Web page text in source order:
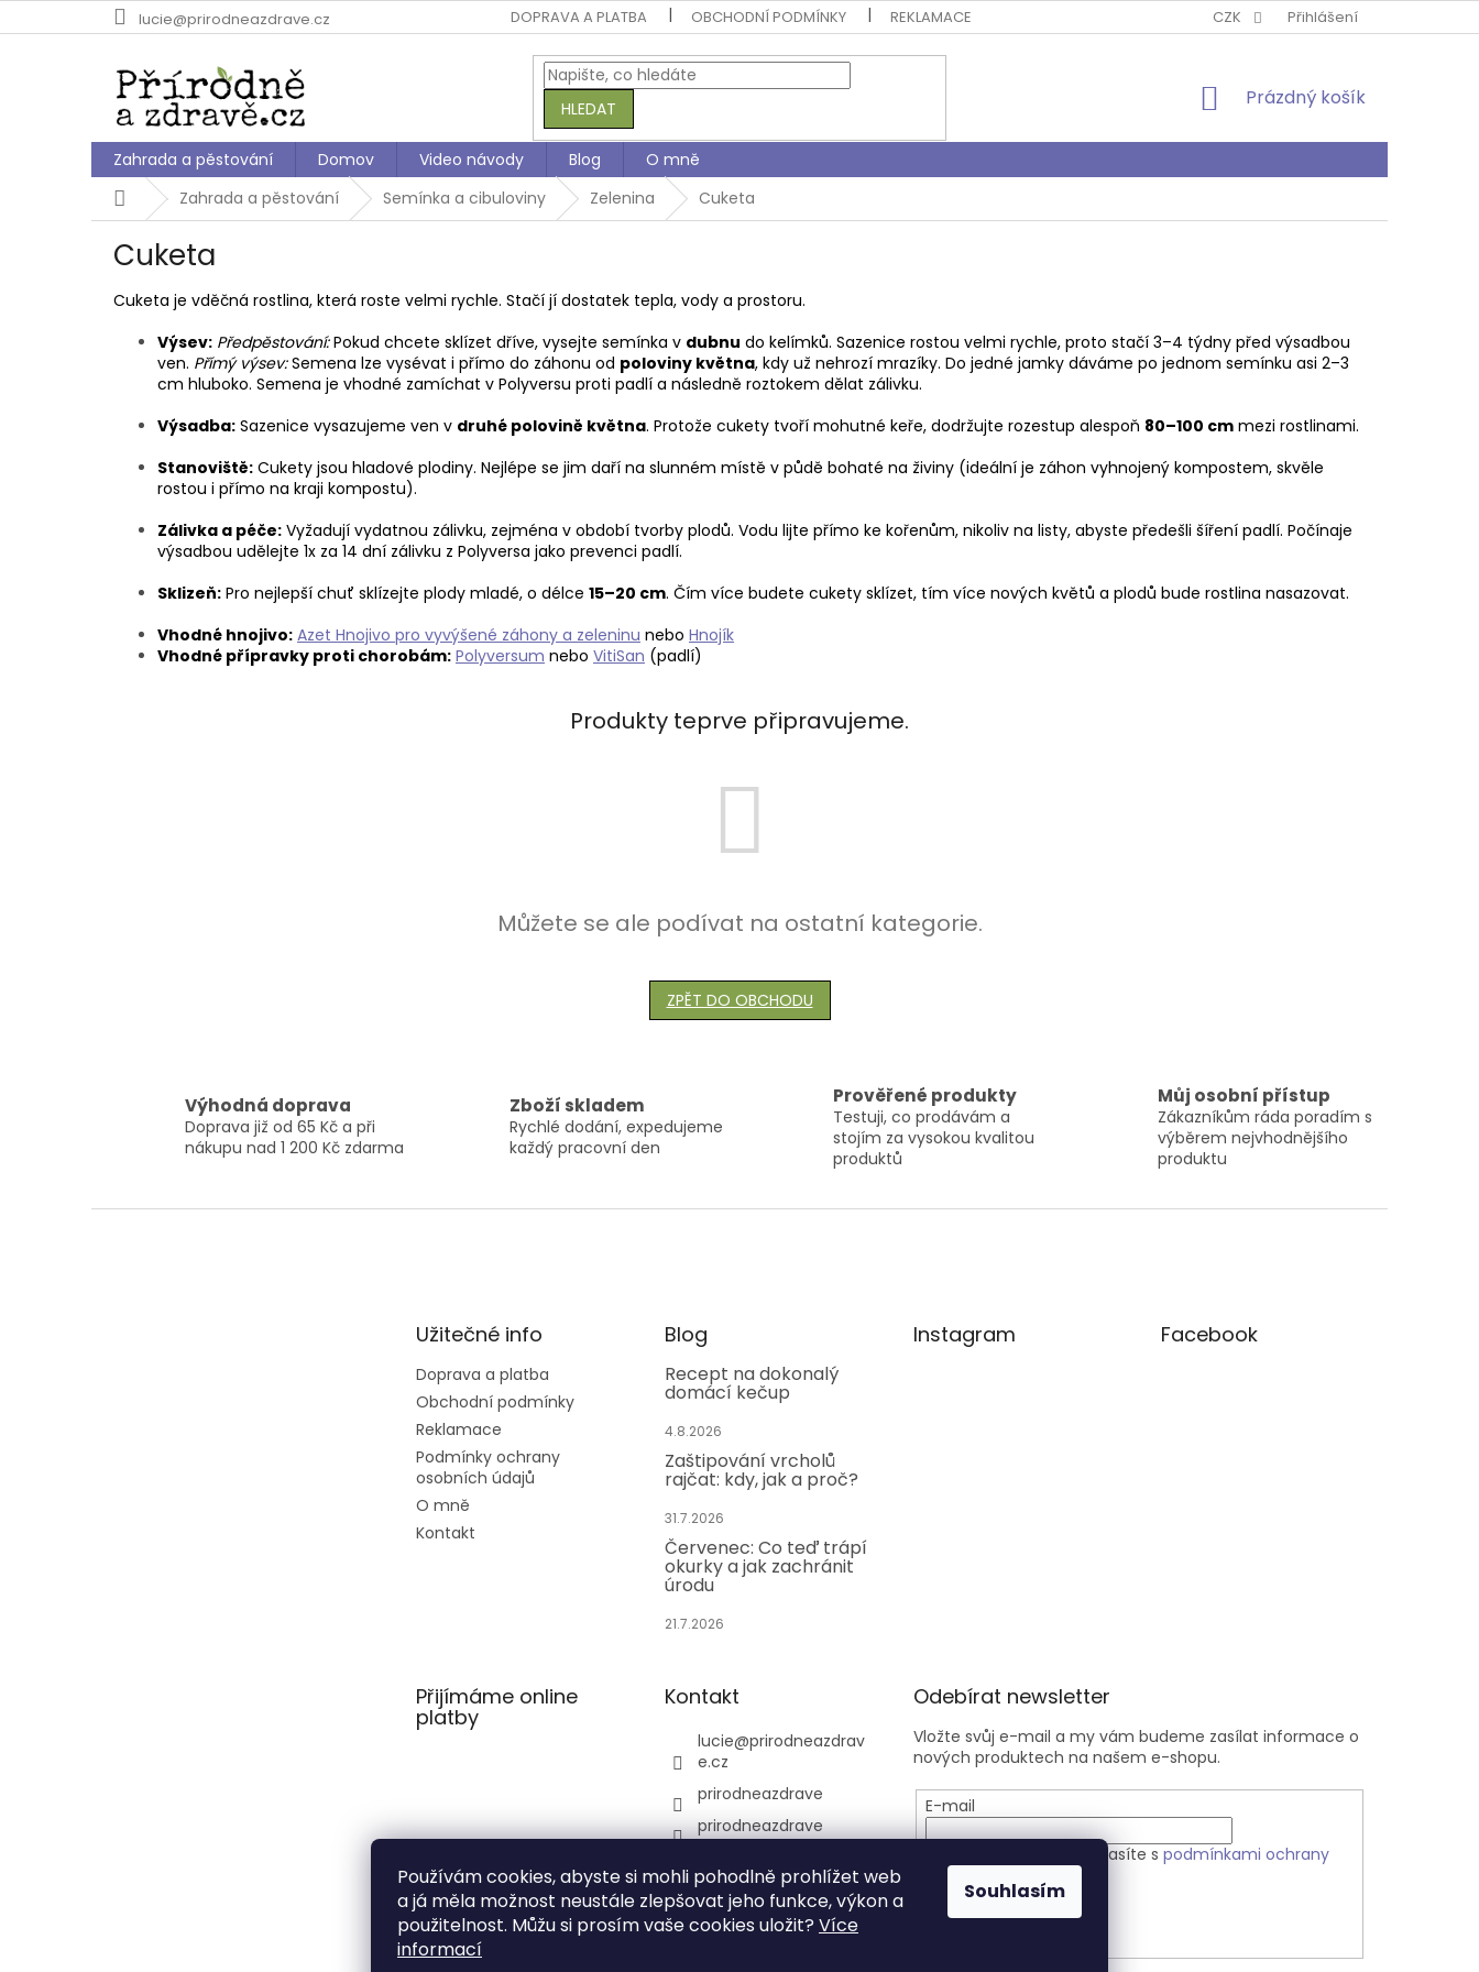
Používám cookies, abyste si mohli pohodlně prohlížet web
a já měla možnost neustále zlepšovat jeho funkce, výkon a
použitelnost. Můžu si prosím vaše cookies uložit? Více
informací
Souhlasím
na
lucie@prirodneazdrave.cz DOPRAVA A PLATBA OBCHODNÍ PODMÍNKY REKLAMACE PODMÍNKY OCHRANY OSOBNÍCH ÚDAJŮ O MNĚ
CZK Přihlášení
HLEDAT
NÁKUPNÍ
Prázdný košík
Zahrada a pěstování Domov Video návody Blog
O mně
DomůZahrada a pěstování Semínka a cibuloviny Zelenina Cuketa
Cuketa
Cuketa je vděčná rostlina, která roste velmi rychle. Stačí jí dostatek tepla, vody a prostoru.
Výsev: Předpěstování:Pokud chcete sklízet dříve, vysejte semínka v dubnu do kelímků. Sazenice rostou velmi rychle, proto stačí 3–4 týdny před výsadbou
ven. Přímý výsev:Semena lze vysévat i přímo do záhonu od poloviny května, kdy už nehrozí mrazíky. Do jedné jamky dáváme po jednom semínku asi 2–3
cm hluboko. Semena je vhodné zamíchat v Polyversu proti padlí a následně roztokem dělat zálivku.
Výsadba: Sazenice vysazujeme ven v druhé polovině května. Protože cukety tvoří mohutné keře, dodržujte rozestup alespoň 80–100 cm mezi rostlinami.
Stanoviště: Cukety jsou hladové plodiny. Nejlépe se jim daří na slunném místě v půdě bohaté na živiny (ideální je záhon vyhnojený kompostem, skvěle
rostou i přímo na kraji kompostu).
Zálivka a péče: Vyžadují vydatnou zálivku, zejména v období tvorby plodů. Vodu lijte přímo ke kořenům, nikoliv na listy, abyste předešli šíření padlí. Počínaje
výsadbou udělejte 1x za 14 dní zálivku z Polyversa jako prevenci padlí.
Sklizeň: Pro nejlepší chuť sklízejte plody mladé, o délce 15–20 cm. Čím více budete cukety sklízet, tím více nových květů a plodů bude rostlina nasazovat.
Vhodné hnojivo: Azet Hnojivo pro vyvýšené záhony a zeleninu nebo Hnojík
Vhodné přípravky proti chorobám: Polyversum nebo VitiSan (padlí)
Produkty teprve připravujeme.
Můžete se ale podívat na ostatní kategorie.
ZPĚT DO OBCHODU
Výhodná doprava
Doprava již od 65 Kč a při
nákupu nad 1 200 Kč zdarma
Zboží skladem
Rychlé dodání, expedujeme
každý pracovní den
Prověřené produkty
Testuji, co prodávám a
stojím za vysokou kvalitou
produktů
Můj osobní přístup
Zákazníkům ráda poradím s
výběrem nejvhodnějšího
produktu
Užitečné info
Doprava a platba
Obchodní podmínky
Reklamace
Podmínky ochrany
osobních údajů
O mně
Kontakt
Blog
Recept na dokonalý
domácí kečup
4.8.2026
Zaštipování vrcholů
rajčat: kdy, jak a proč?
31.7.2026
Červenec: Co teď trápí
okurky a jak zachránit
úrodu
21.7.2026
Instagram Facebook
Přijímáme online
platby
Kontakt
lucie@prirodneazdrav
e.cz
prirodneazdrave
prirodneazdrave
com/@Prirodneazdra
ve
Odebírat newsletter
Vložte svůj e-mail a my vám budeme zasílat informace o
nových produktech na našem e-shopu.
E-mail
Vložením e-mailu souhlasíte spodmínkami ochrany
osobních údajů